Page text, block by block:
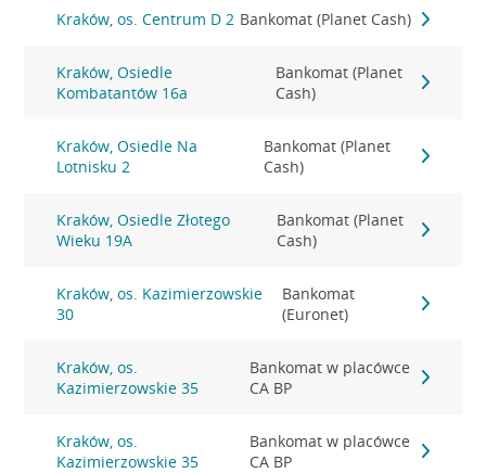
Kraków, os. Centrum D 2 Bankomat (Planet Cash)
Kraków, Osiedle
Kombatantów 16a
Bankomat (Planet
Cash)
Kraków, Osiedle Na
Lotnisku 2
Bankomat (Planet
Cash)
Kraków, Osiedle Złotego
Wieku 19A
Bankomat (Planet
Cash)
Kraków, os. Kazimierzowskie
30
Bankomat
(Euronet)
Kraków, os.
Kazimierzowskie 35
Bankomat w placówce
CA BP
Kraków, os.
Kazimierzowskie 35
Bankomat w placówce
CA BP